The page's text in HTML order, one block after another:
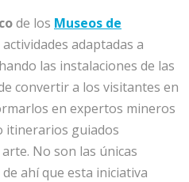
de los Museos de
adaptadas a
las instalaciones de las
convertir a los visitantes en
en expertos mineros
itinerarios guiados
No son las únicas
ahí que esta iniciativa